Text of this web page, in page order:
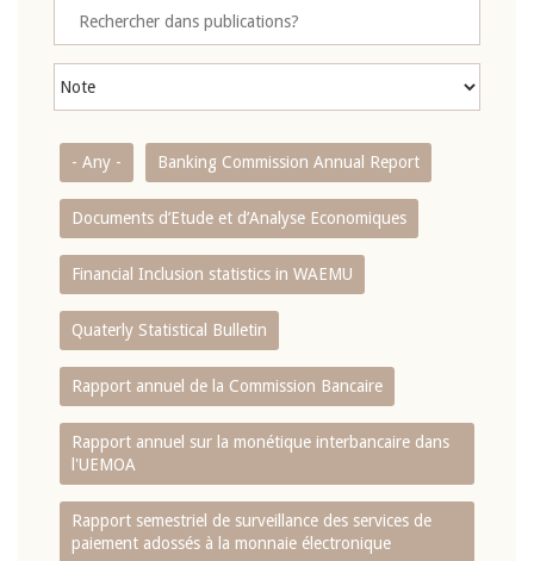
- Any - Banking Commission Annual Report
Documents d’Etude et d’Analyse Economiques
Financial Inclusion statistics in WAEMU
Quaterly Statistical Bulletin
Rapport annuel de la Commission Bancaire
Rapport annuel sur la monétique interbancaire dans
l'UEMOA
Rapport semestriel de surveillance des services de
paiement adossés à la monnaie électronique